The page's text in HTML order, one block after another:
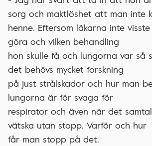
sorg och maktlöshet att man inte
henne. Eftersom läkarna inte
göra och vilken behandling
hon skulle få och lungorna var så
det behövs mycket forskning
på just strålskador och hur man
lungorna är för svaga för
respirator och även när det
vätska utan stopp. Varför och hur
får man stopp på det.